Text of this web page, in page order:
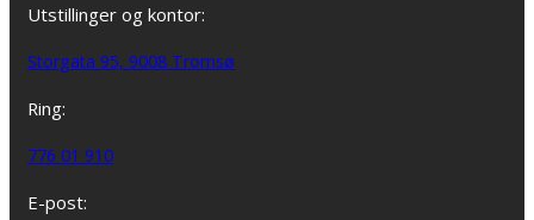
Utstillinger og kontor:
Storgata 95, 9008 Tromsø
Ring:
776 01 910
E-post: